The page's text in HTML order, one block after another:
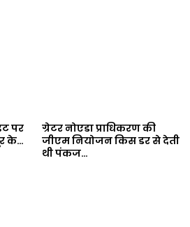
पर
के…
ग्रेटर नोएडा प्राधिकरण की
जीएम नियोजन किस डर से देती
थी पंकज…